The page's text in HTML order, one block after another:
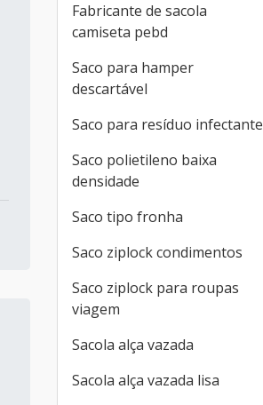
Fabricante de sacola
camiseta pebd
Saco para hamper
descartável
Saco para resíduo infectante
Saco polietileno baixa
densidade
Saco tipo fronha
Saco ziplock condimentos
Saco ziplock para roupas
viagem
Sacola alça vazada
Sacola alça vazada lisa